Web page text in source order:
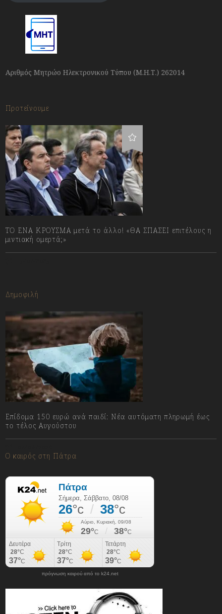
Αριθμός Μητρώο Ηλεκτρονικού Τύπου (Μ.Η.Τ.) 262014
Προτείνουμε
ΤΟ ΕΝΑ ΚΡΟΥΣΜΑ μετά το άλλο! «ΘΑ ΣΠΑΣΕΙ επιτέλους η
μιντιακή ομερτά;»
Δημοφιλή
Επίδομα 150 ευρώ ανά παιδί: Νέα αυτόματη πληρωμή έως
το τέλος Αυγούστου
Ο καιρός στη Πάτρα
πρόγνωση καιρού από το k24.net